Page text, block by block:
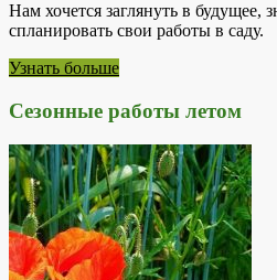
Нам хочется заглянуть в будущее,
спланировать свои работы в саду.
Узнать больше
Сезонные работы летом